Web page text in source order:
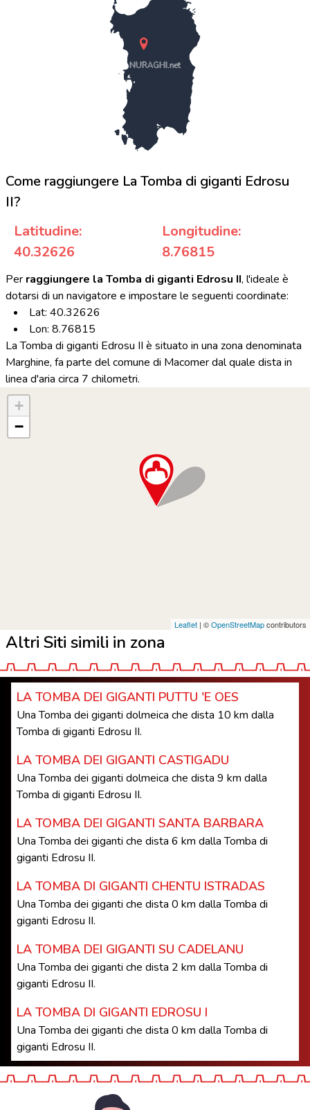
NURAGHI.net
Come raggiungere La Tomba di giganti Edrosu
II?
Latitudine:
40.32626
Longitudine:
8.76815
Per raggiungere la Tomba di giganti Edrosu II, l'ideale è
dotarsi di un navigatore e impostare le seguenti coordinate:
Lat: 40.32626
Lon: 8.76815
La Tomba di giganti Edrosu II è situato in una zona denominata
Marghine, fa parte del comune di Macomer dal quale dista in
linea d'aria circa 7 chilometri.
+
−
Leaflet | ©OpenStreetMapcontributors
Altri Siti simili in zona
LA TOMBA DEI GIGANTI PUTTU 'E OES
Una Tomba dei giganti dolmeica che dista 10 km dalla
Tomba di giganti Edrosu II.
LA TOMBA DEI GIGANTI CASTIGADU
Una Tomba dei giganti dolmeica che dista 9 km dalla
Tomba di giganti Edrosu II.
LA TOMBA DEI GIGANTI SANTA BARBARA
Una Tomba dei giganti che dista 6 km dalla Tomba di
giganti Edrosu II.
LA TOMBA DI GIGANTI CHENTU ISTRADAS
Una Tomba dei giganti che dista 0 km dalla Tomba di
giganti Edrosu II.
LA TOMBA DEI GIGANTI SU CADELANU
Una Tomba dei giganti che dista 2 km dalla Tomba di
giganti Edrosu II.
LA TOMBA DI GIGANTI EDROSU I
Una Tomba dei giganti che dista 0 km dalla Tomba di
giganti Edrosu II.